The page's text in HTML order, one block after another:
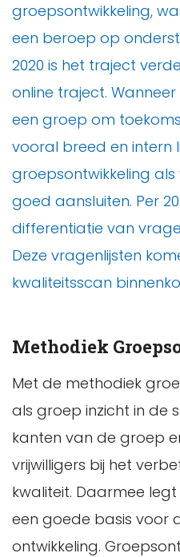
groepsontwikkeling,
een beroep op
2020 is het traject
online traject.
een groep om
vooral breed en intern
groepsontwikkeling
goed aansluiten. Per
differentiatie van
Deze vragenlijsten
kwaliteitsscan
Methodiek
Met de methodiek
als groep inzicht in de
kanten van de groep
vrijwilligers bij het
kwaliteit. Daarmee
een goede basis voor
ontwikkeling.